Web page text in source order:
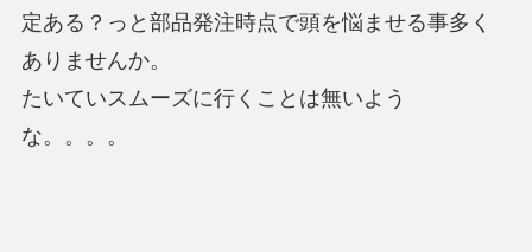
定ある？っと部品発注時点で頭を悩ませる事多く
ありませんか。
たいていスムーズに行くことは無いよう
な。。。。